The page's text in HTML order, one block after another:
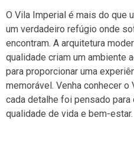
O Vila Imperial é mais do que
um verdadeiro refúgio onde
encontram. A arquitetura
qualidade criam um ambiente
para proporcionar uma
memorável. Venha conhecer
cada detalhe foi pensado
qualidade de vida e bem-estar.